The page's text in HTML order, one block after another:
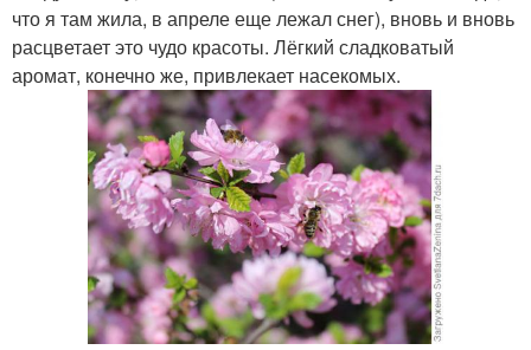
что я там жила, в апреле еще лежал снег), вновь и вновь
расцветает это чудо красоты. Лёгкий сладковатый
аромат, конечно же, привлекает насекомых.